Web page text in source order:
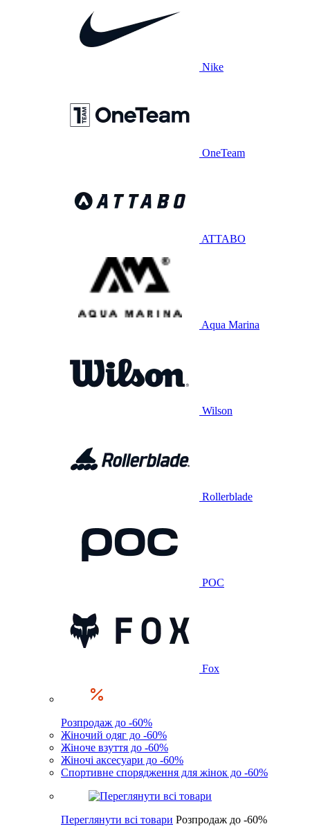
Nike
OneTeam
ATTABO
Aqua Marina
Wilson
Rollerblade
POC
Fox
Розпродаж до -60%
Жіночий одяг до -60%
Жіноче взуття до -60%
Жіночі аксесуари до -60%
Спортивне спорядження для жінок до -60%
Переглянути всі товари Розпродаж до -60%